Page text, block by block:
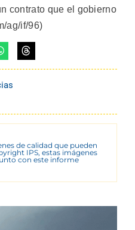
contrato que el gobierno
ag/if/96)
de calidad que pueden
IPS, estas imágenes
con este informe